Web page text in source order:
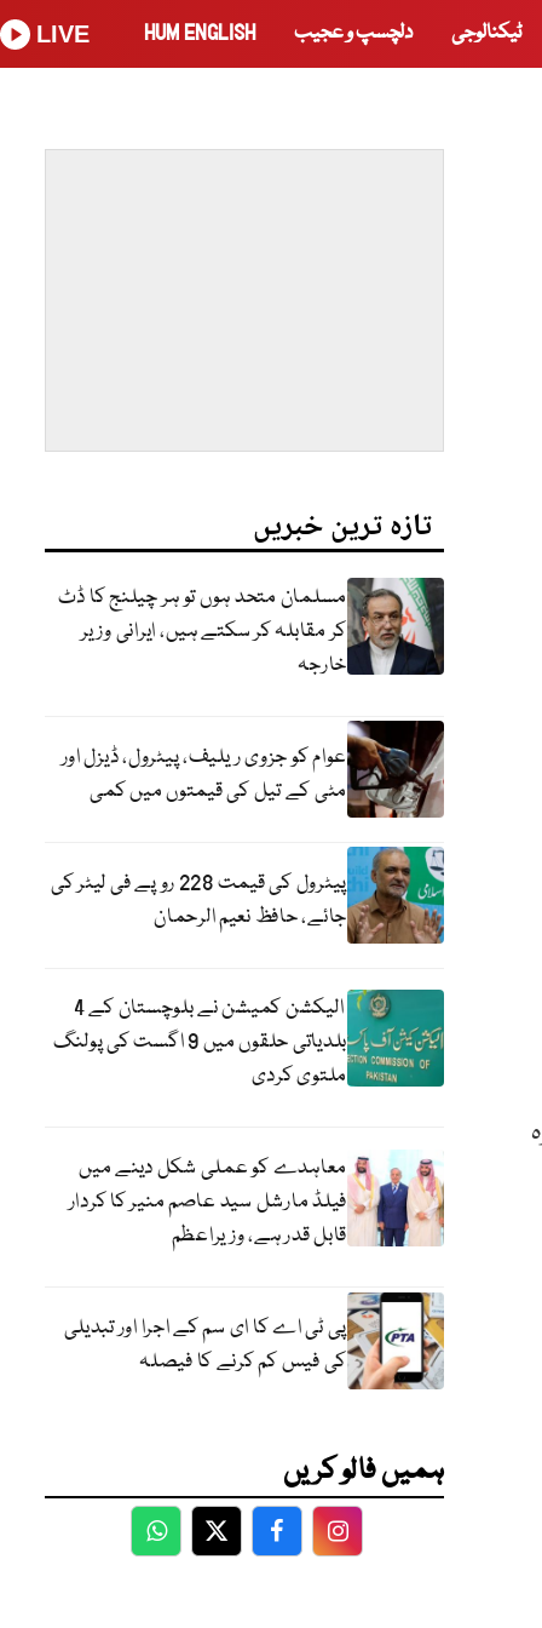
ٹیکنالوجی دلچسپ و عجیب HUM ENGLISH
LIVE
تازہ ترین خبریں
مسلمان متحد ہوں تو ہر چیلنج کا ڈٹ
کر مقابلہ کر سکتے ہیں، ایرانی وزیر
خارجہ
عوام کو جزوی ریلیف، پیٹرول، ڈیزل اور
مٹی کے تیل کی قیمتوں میں کمی
پیٹرول کی قیمت 228 روپے فی لیٹر کی
جائے، حافظ نعیم الرحمان
الیکشن کمیشن نے بلوچستان کے 4
بلدیاتی حلقوں میں 9 اگست کی پولنگ
ملتوی کردی
معاہدے کو عملی شکل دینے میں
فیلڈ مارشل سید عاصم منیر کا کردار
قابل قدر ہے، وزیراعظم
پی ٹی اے کا ای سم کے اجرا اور تبدیلی
کی فیس کم کرنے کا فیصلہ
ہمیں فالو کریں
WhatsApp
TwitterFacebookFacebook